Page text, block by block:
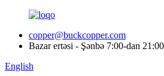
copper@buckcopper.com
Bazar ertəsi - Şənbə 7:00-dan
English